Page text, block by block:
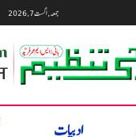
جمعہ, اگست 7, 2026
ادبیات